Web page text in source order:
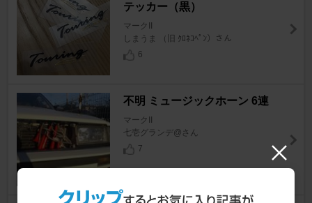
テッカー（黒）
マークII
しまうま （旧 ｸﾛﾈｺﾍﾟﾝ）さん
6
不明 ミュージックホーン 6連
マークII
七壱グランデ@さん
7